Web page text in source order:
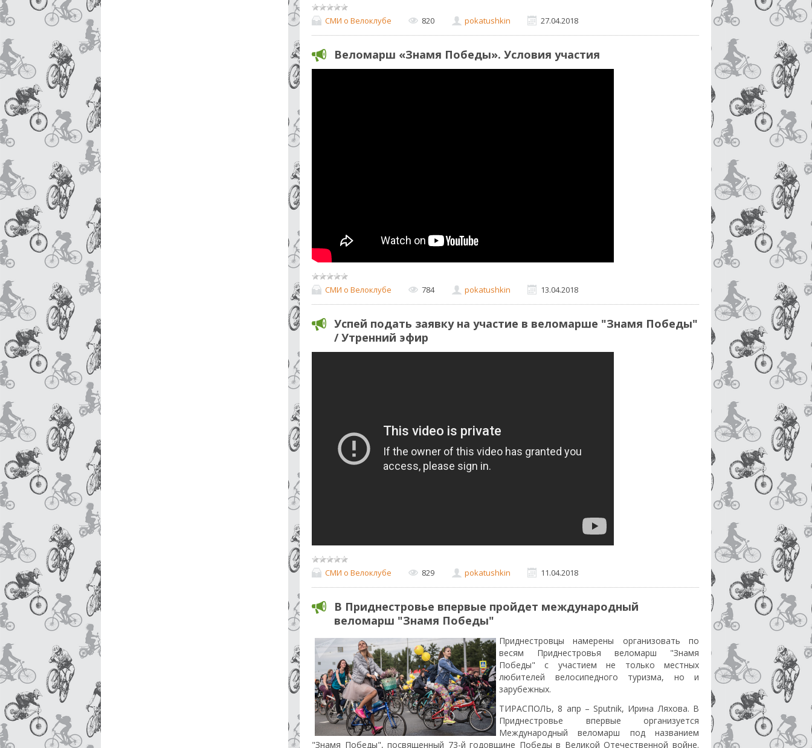
СМИ о Велоклубе 820 pokatushkin 27.04.2018
Веломарш «Знамя Победы». Условия участия
СМИ о Велоклубе 784 pokatushkin 13.04.2018
Успей подать заявку на участие в веломарше "Знамя Победы"
/ Утренний эфир
СМИ о Велоклубе 829 pokatushkin 11.04.2018
В Приднестровье впервые пройдет международный
веломарш "Знамя Победы"
Приднестровцы намерены организовать по
весям Приднестровья веломарш "Знамя
Победы" с участием не только местных
любителей велосипедного туризма, но и
зарубежных.
ТИРАСПОЛЬ, 8 апр – Sputnik, Ирина Ляхова. В
Приднестровье впервые организуется
Международный веломарш под названием
"Знамя Победы", посвященный 73-й годовщине Победы в Великой Отечественной войне.